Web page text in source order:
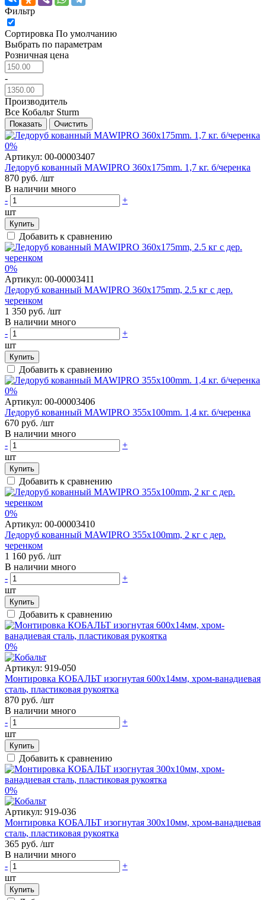
Фильтр
Сортировка По умолчанию
Выбрать по параметрам
Розничная цена
-
Производитель
Все Кобальт Sturm
Показать Очистить
0%
Артикул: 00-00003407
Ледоруб кованный MAWIPRO 360x175mm. 1,7 кг. б/черенка
870 руб. /шт
В наличии много
-
+
шт
Купить
Добавить к сравнению
0%
Артикул: 00-00003411
Ледоруб кованный MAWIPRO 360x175mm, 2.5 кг с дер.
черенком
1 350 руб. /шт
В наличии много
-
+
шт
Купить
Добавить к сравнению
0%
Артикул: 00-00003406
Ледоруб кованный MAWIPRO 355x100mm. 1,4 кг. б/черенка
670 руб. /шт
В наличии много
-
+
шт
Купить
Добавить к сравнению
0%
Артикул: 00-00003410
Ледоруб кованный MAWIPRO 355x100mm, 2 кг с дер.
черенком
1 160 руб. /шт
В наличии много
-
+
шт
Купить
Добавить к сравнению
0%
Артикул: 919-050
Монтировка КОБАЛЬТ изогнутая 600х14мм, хром-ванадиевая
сталь, пластиковая рукоятка
870 руб. /шт
В наличии много
-
+
шт
Купить
Добавить к сравнению
0%
Артикул: 919-036
Монтировка КОБАЛЬТ изогнутая 300х10мм, хром-ванадиевая
сталь, пластиковая рукоятка
365 руб. /шт
В наличии много
-
+
шт
Купить